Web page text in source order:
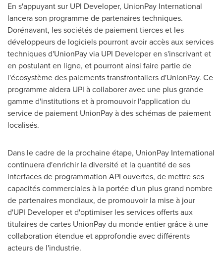
En s'appuyant sur UPI Developer, UnionPay International
lancera son programme de partenaires techniques.
Dorénavant, les sociétés de paiement tierces et les
développeurs de logiciels pourront avoir accès aux services
techniques d'UnionPay via UPI Developer en s'inscrivant et
en postulant en ligne, et pourront ainsi faire partie de
l'écosystème des paiements transfrontaliers d'UnionPay. Ce
programme aidera UPI à collaborer avec une plus grande
gamme d'institutions et à promouvoir l'application du
service de paiement UnionPay à des schémas de paiement
localisés.
Dans le cadre de la prochaine étape, UnionPay International
continuera d'enrichir la diversité et la quantité de ses
interfaces de programmation API ouvertes, de mettre ses
capacités commerciales à la portée d'un plus grand nombre
de partenaires mondiaux, de promouvoir la mise à jour
d'UPI Developer et d'optimiser les services offerts aux
titulaires de cartes UnionPay du monde entier grâce à une
collaboration étendue et approfondie avec différents
acteurs de l'industrie.